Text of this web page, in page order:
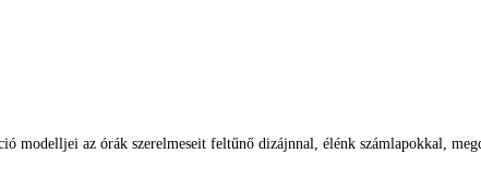
modelljei az órák szerelmeseit feltűnő dizájnnal, élénk számlapokkal,